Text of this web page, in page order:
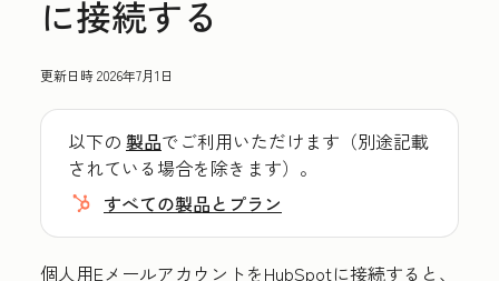
に接続する
更新日時2026年7月1日
以下の 製品でご利用いただけます（別途記載
されている場合を除きます）。
すべての製品とプラン
個人用EメールアカウントをHubSpotに接続すると、